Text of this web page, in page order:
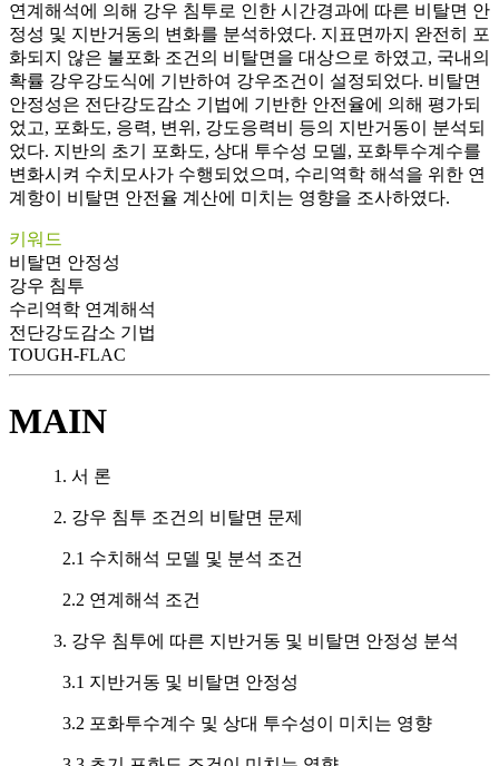
연계해석에 의해 강우 침투로 인한 시간경과에 따른 비탈면 안
정성 및 지반거동의 변화를 분석하였다. 지표면까지 완전히 포
화되지 않은 불포화 조건의 비탈면을 대상으로 하였고, 국내의
확률 강우강도식에 기반하여 강우조건이 설정되었다. 비탈면
안정성은 전단강도감소 기법에 기반한 안전율에 의해 평가되
었고, 포화도, 응력, 변위, 강도응력비 등의 지반거동이 분석되
었다. 지반의 초기 포화도, 상대 투수성 모델, 포화투수계수를
변화시켜 수치모사가 수행되었으며, 수리역학 해석을 위한 연
계항이 비탈면 안전율 계산에 미치는 영향을 조사하였다.
키워드
비탈면 안정성
강우 침투
수리역학 연계해석
전단강도감소 기법
TOUGH-FLAC
MAIN
1. 서 론
2. 강우 침투 조건의 비탈면 문제
2.1 수치해석 모델 및 분석 조건
2.2 연계해석 조건
3. 강우 침투에 따른 지반거동 및 비탈면 안정성 분석
3.1 지반거동 및 비탈면 안정성
3.2 포화투수계수 및 상대 투수성이 미치는 영향